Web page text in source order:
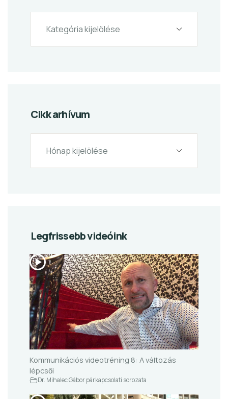
Cikk arhívum
Legfrissebb videóink
Kommunikációs videotréning 8: A változás
lépcsői
Dr. Mihalec Gábor párkapcsolati sorozata